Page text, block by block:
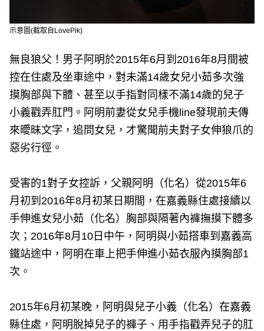
示意圖(截取自LovePik)
無良狼父！男子阿明於2015年6月到2016年8月間被
控在住處及坐車途中，對未滿14歲女兒小茹多次強
摸胸部與下體、甚至以手指對同樣不滿14歲的兒子
小義戳弄肛門。阿明前妻從女兒手機line發現前夫傳
來曖昧文字，追問女兒，才驚聞前夫對子女伸狼爪的
惡劣行徑。
受害的1對子女控訴，父親阿明（化名）從2015年6
月初到2016年8月初某日期間，在嘉義縣住處接續以
手伸進女兒小茹（化名）胸部與隔著內褲撫摸下體多
次；2016年8月10日中午，阿明與小茹搭車到嘉義高
鐵站途中，阿明在車上把手伸進小茹衣服內摸胸部1
次。
2015年6月初某晚，阿明與兒子小義（化名）在嘉義
縣住處，阿明脫掉兒子的褲子、用手指戳弄兒子的肛